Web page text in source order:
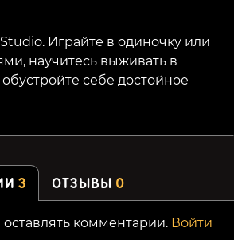
Играйте в одиночку или
научитесь выживать в
себе достойное
3 ОТЗЫВЫ 0
комментарии. Войти